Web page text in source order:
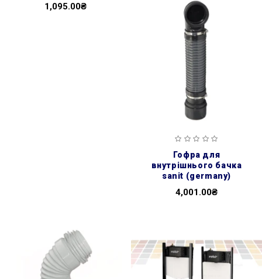
1,095.00₴
гофра для
внутрішнього бачка
sanit (germany)
4,001.00₴